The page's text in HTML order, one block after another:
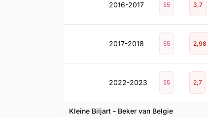
2016-2017 55 3,7
2017-2018 55 2,98
2022-2023 55 2,7
Kleine Biljart - Beker van Belgie